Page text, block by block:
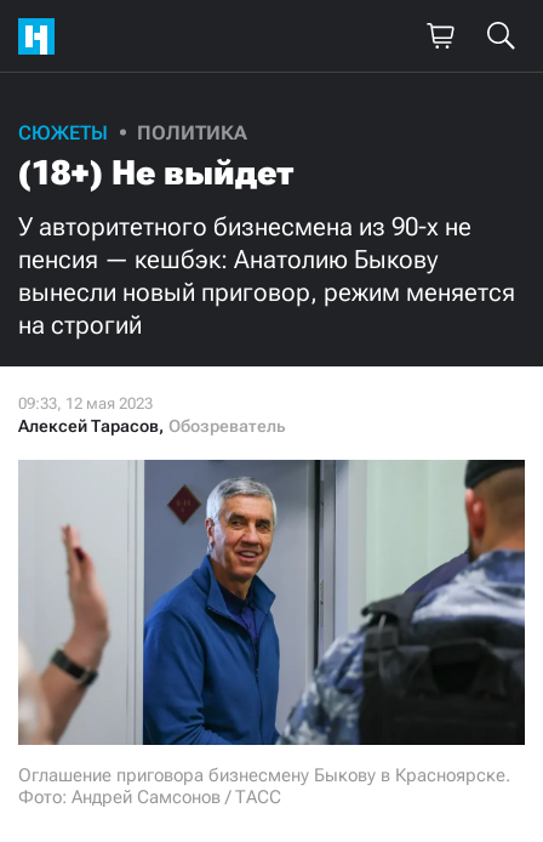
СЮЖЕТЫ ПОЛИТИКА
(18+) Не выйдет
У авторитетного бизнесмена из 90-х не
пенсия — кешбэк: Анатолию Быкову
вынесли новый приговор, режим меняется
на строгий
Алексей Тарасов, Обозреватель
Оглашение приговора бизнесмену Быкову в Красноярске.
Фото: Андрей Самсонов / ТАСС
Поддержите
нашу работу!
Ежемесячно Разово
3000 1000
Нажимая кнопку «Стать соучастником»,
условия и подтверждаю свое гражданство РФ
СТАТЬ СОУЧАСТНИКОМ
ПОДЕЛИТЬСЯ С ДРУЗЬЯМИ
Если у вас есть вопросы, пишите donate@novayagazeta.ruили
звоните:
+7 (929) 612-03-68